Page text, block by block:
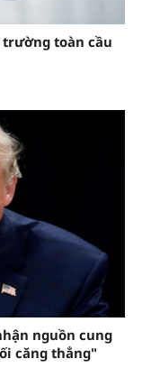
toàn cầu
nguồn cung
căng thẳng"